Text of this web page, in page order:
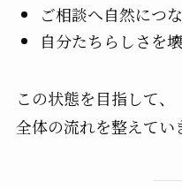
ご相談へ自然につ
自分たちらしさを
この状態を目指して、
全体の流れを整えてい